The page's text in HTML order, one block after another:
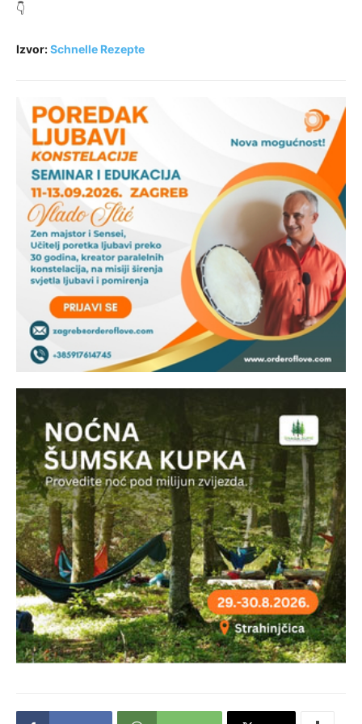
👇
Izvor:Schnelle Rezepte